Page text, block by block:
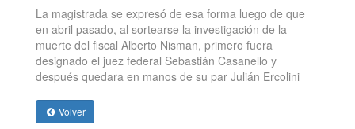
La magistrada se expresó de esa forma luego de que
en abril pasado, al sortearse la investigación de la
muerte del fiscal Alberto Nisman, primero fuera
designado el juez federal Sebastián Casanello y
después quedara en manos de su par Julián Ercolini
Volver